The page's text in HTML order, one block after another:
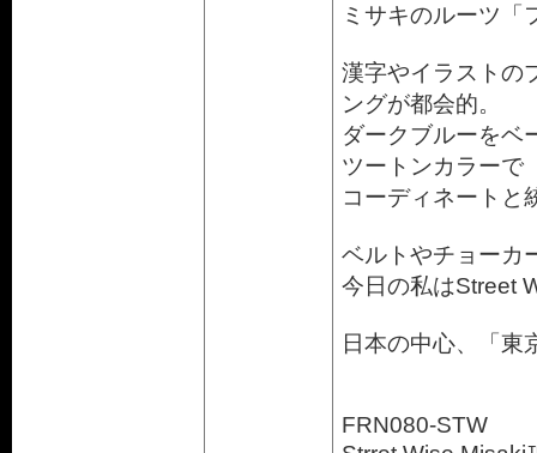
ミサキのルーツ「
漢字やイラストの
ングが都会的。
ダークブルーをベ
ツートンカラーで
コーディネートと
ベルトやチョーカ
今日の私はStreet
日本の中心、「東
FRN080-STW